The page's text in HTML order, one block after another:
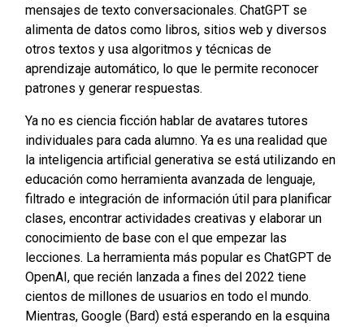
mensajes de texto conversacionales. ChatGPT se
alimenta de datos como libros, sitios web y diversos
otros textos y usa algoritmos y técnicas de
aprendizaje automático, lo que le permite reconocer
patrones y generar respuestas.
Ya no es ciencia ficción hablar de avatares tutores
individuales para cada alumno. Ya es una realidad que
la inteligencia artificial generativa se está utilizando en
educación como herramienta avanzada de lenguaje,
filtrado e integración de información útil para planificar
clases, encontrar actividades creativas y elaborar un
conocimiento de base con el que empezar las
lecciones. La herramienta más popular es ChatGPT de
OpenAI, que recién lanzada a fines del 2022 tiene
cientos de millones de usuarios en todo el mundo.
Mientras, Google (Bard) está esperando en la esquina